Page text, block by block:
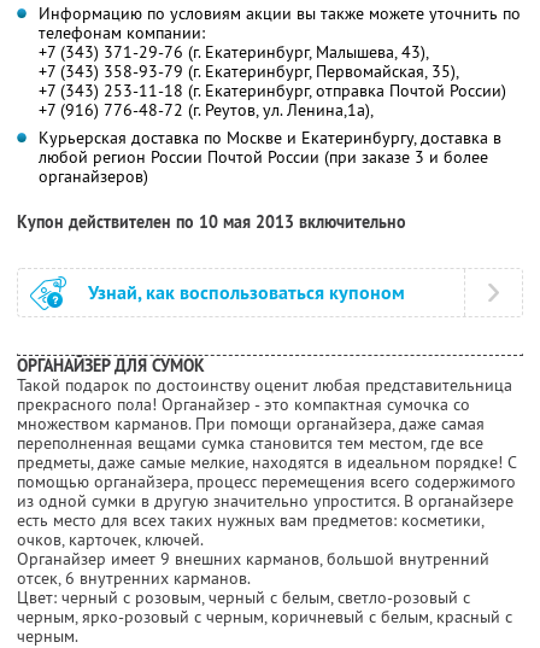
Информацию по условиям акции вы также можете уточнить по
телефонам компании:
+7 (343) 371-29-76 (г. Екатеринбург, Малышева, 43),
+7 (343) 358-93-79 (г. Екатеринбург, Первомайская, 35),
+7 (343) 253-11-18 (г. Екатеринбург, отправка Почтой России)
+7 (916) 776-48-72 (г. Реутов, ул. Ленина,1а),
Курьерская доставка по Москве и Екатеринбургу, доставка в
любой регион России Почтой России (при заказе 3 и более
органайзеров)
Купон действителен по 10 мая 2013 включительно
Узнай, как воспользоваться купоном
ОРГАНАЙЗЕР ДЛЯ СУМОК
Такой подарок по достоинству оценит любая представительница
прекрасного пола! Органайзер - это компактная сумочка со
множеством карманов. При помощи органайзера, даже самая
переполненная вещами сумка становится тем местом, где все
предметы, даже самые мелкие, находятся в идеальном порядке! С
помощью органайзера, процесс перемещения всего содержимого
из одной сумки в другую значительно упростится. В органайзере
есть место для всех таких нужных вам предметов: косметики,
очков, карточек, ключей.
Органайзер имеет 9 внешних карманов, большой внутренний
отсек, 6 внутренних карманов.
Цвет: черный с розовым, черный с белым, светло-розовый с
черным, ярко-розовый с черным, коричневый с белым, красный с
черным.